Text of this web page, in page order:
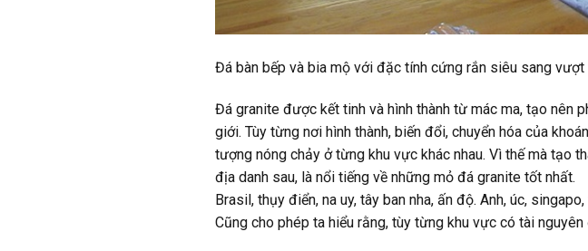
Đá bàn bếp và bia mộ với đặc tính cứng rắn siêu sang vượt
Đá granite được kết tinh và hình thành từ mác ma, tạo nên
giới. Tùy từng nơi hình thành, biến đổi, chuyển hóa của
tượng nóng chảy ở từng khu vực khác nhau. Vì thế mà tạo
địa danh sau, là nổi tiếng về những mỏ đá granite tốt nhất.
Brasil, thụy điển, na uy, tây ban nha, ấn độ. Anh, úc,
Cũng cho phép ta hiểu rằng, tùy từng khu vực có tài